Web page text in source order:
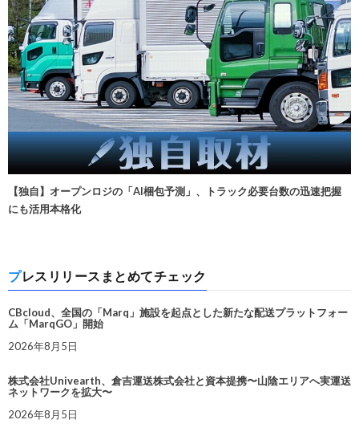
【独自】オープンロジの「AI梱包予測」、トラック必要台数の迅速把握
にも活用本格化
プレスリリースまとめてチェック
CBcloud、全国の「Marq」施設を起点とした新たな配送プラットフォー
ム「MarqGO」開始
2026年8月5日
株式会社Univearth、倉吉運送株式会社と資本提携〜山陰エリアへ実運送
ネットワークを拡大〜
2026年8月5日